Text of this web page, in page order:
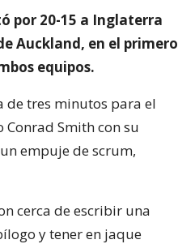
por 20-15 a Inglaterra
Auckland, en el primero
equipos.
de tres minutos para el
Smith con su
empuje de scrum,
cerca de escribir una
y tener en jaque